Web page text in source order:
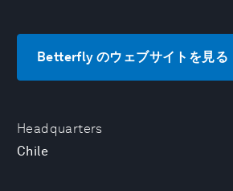
Headquarters
Chile
Betterfly のウェブサイトを見る